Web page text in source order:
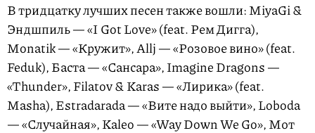
В тридцатку лучших песен также вошли: MiyaGi &
Эндшпиль — «I Got Love» (feat. Рем Дигга),
Monatik — «Кружит», Allj — «Розовое вино» (feat.
Feduk), Баста — «Сансара», Imagine Dragons —
«Thunder», Filatov & Karas — «Лирика» (feat.
Masha), Estradarada — «Вите надо выйти», Loboda
— «Случайная», Kaleo — «Way Down We Go», Мот